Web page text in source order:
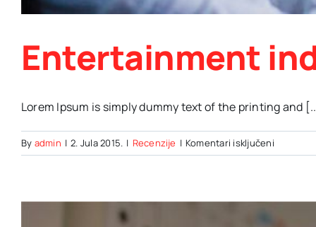
Entertainment
Lorem Ipsum is simply dummy text of the printing and
By admin | 2. Jula 2015. | Recenzije | Komentari isključeniza